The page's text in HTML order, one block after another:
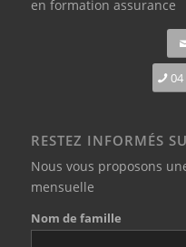
en formation assurance
04
RESTEZ INFORMÉS
Nous vous proposons
mensuelle
Nom de famille